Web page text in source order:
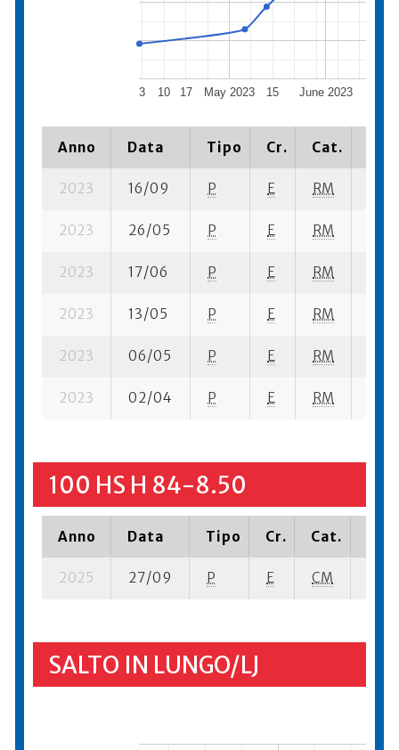
May 2023 June 2023
3 10 17 15
Anno Data Tipo Cr. Cat.
2023 16/09 P E RM
2023 26/05 P E RM
2023 17/06 P E RM
2023 13/05 P E RM
2023 06/05 P E RM
2023 02/04 P E RM
100 HS H 84-8.50
Anno Data Tipo Cr. Cat.
2025 27/09 P E CM
SALTO IN LUNGO/LJ